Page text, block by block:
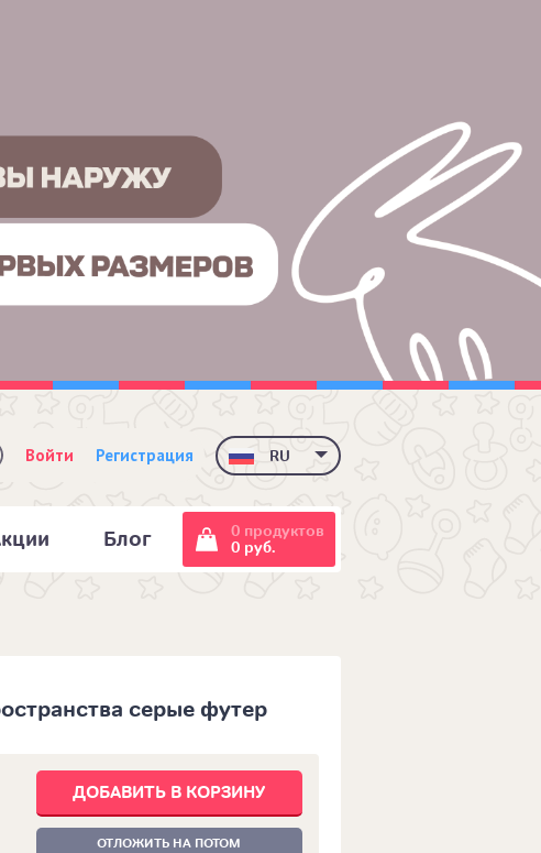
Войти Регистрация RU
Блог
0 продуктов
0 руб.
серые футер
ДОБАВИТЬ В КОРЗИНУ
ОТЛОЖИТЬ НА ПОТОМ